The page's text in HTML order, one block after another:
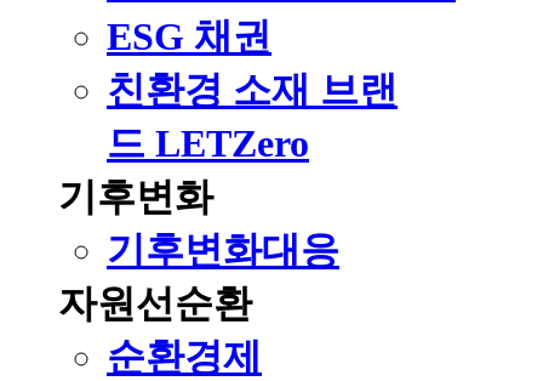
ESG 채권
친환경 소재 브랜
드 LETZero
기후변화
기후변화대응
자원선순환
순환경제